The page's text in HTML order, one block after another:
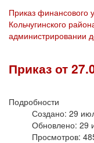
Приказ финансового
Кольчугинского
администрировании
Приказ от
Подробности
Создано: 29
Обновлено: 29
Просмотров: